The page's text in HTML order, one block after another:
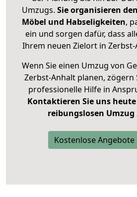
Umzugs. Sie organisieren
Möbel und Habseligkeiten,
ein und sorgen dafür, dass
Ihrem neuen Zielort in
Wenn Sie einen Umzug von
Zerbst-Anhalt planen, zögern
professionelle Hilfe in
Kontaktieren Sie uns heute
reibungslosen Umzug
Kostenlose